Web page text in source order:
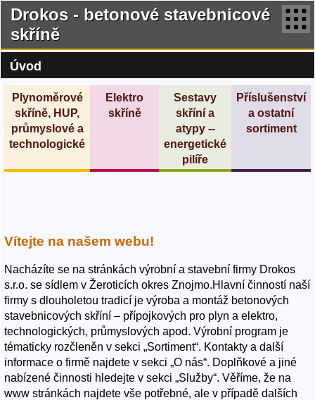
Drokos - betonové stavebnicové
skříně
Úvod
Plynoměrové
skříně, HUP,
průmyslové a
technologické
Elektro
skříně
Sestavy
skříní a
atypy --
energetické
pilíře
Příslušenství
a ostatní
sortiment
Vítejte na našem webu!
Nacházíte se na stránkách výrobní a stavební firmy Drokos
s.r.o. se sídlem v Žeroticích okres Znojmo.Hlavní činností naší
firmy s dlouholetou tradicí je výroba a montáž betonových
stavebnicových skříní – přípojkových pro plyn a elektro,
technologických, průmyslových apod. Výrobní program je
tématicky rozčleněn v sekci „Sortiment“. Kontakty a další
informace o firmě najdete v sekci „O nás“. Doplňkové a jiné
nabízené činnosti hledejte v sekci „Služby“. Věříme, že na
www stránkách najdete vše potřebné, ale v případě dalších